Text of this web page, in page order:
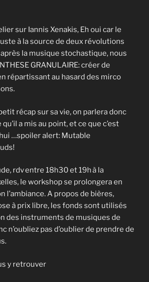
sur Iannis Xenakis, Eh oui car le
à la source de deux révolutions
la musique stochastique, nous
GRANULAIRE: créer de
répartissant au hasard des mirco
récap sur sa vie, on parlera donc
a mis au point, et ce que c’est
…spoiler alert: Mutable
rdv entre 18h30 et 19h à la
le workshop se prolongera en
l’ambiance. A propos de bières,
à prix libre, les fonds sont utilisés
des instruments de musiques de
n’oubliez pas d’oublier de prendre de
y retrouver